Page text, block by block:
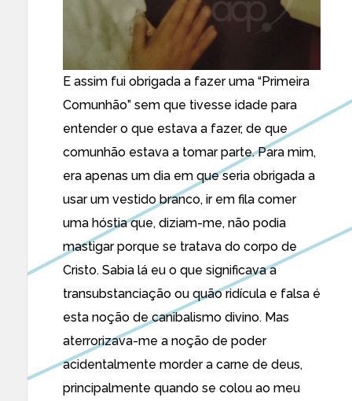
E assim fui obrigada a fazer uma “Primeira
Comunhão” sem que tivesse idade para
entender o que estava a fazer, de que
comunhão estava a tomar parte. Para mim,
era apenas um dia em que seria obrigada a
usar um vestido branco, ir em fila comer
uma hóstia que, diziam-me, não podia
mastigar porque se tratava do corpo de
Cristo. Sabia lá eu o que significava a
transubstanciação ou quão ridícula e falsa é
esta noção de canibalismo divino. Mas
aterrorizava-me a noção de poder
acidentalmente morder a carne de deus,
principalmente quando se colou ao meu